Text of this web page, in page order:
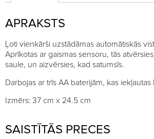
APRAKSTS
Ļoti vienkārši uzstādāmas automātiskās
Aprīkotas ar gaismas sensoru, tās
saule, un aizvērsies, kad satumsīs.
Darbojas ar trīs AA baterijām, kas iekļautas
Izmērs: 37 cm x 24.5 cm
SAISTĪTĀS PRECES